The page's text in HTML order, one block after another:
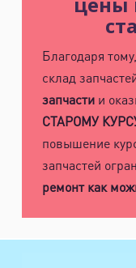
Благодаря
склад
запчастии
СТАРОМУ
повышение
запчастей
ремонт как